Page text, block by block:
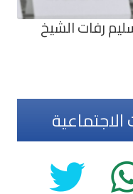
رفات الشيخ